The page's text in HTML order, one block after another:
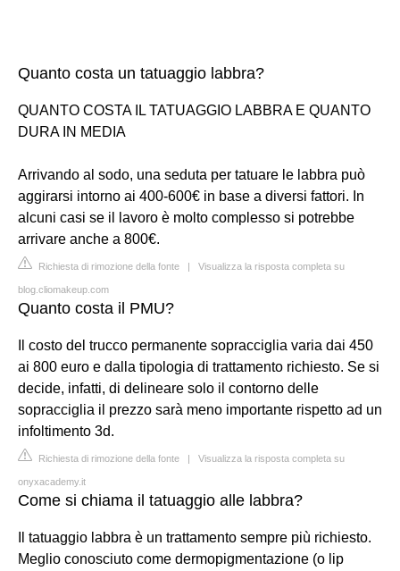
Quanto costa un tatuaggio labbra?
QUANTO COSTA IL TATUAGGIO LABBRA E QUANTO
DURA IN MEDIA
Arrivando al sodo, una seduta per tatuare le labbra può
aggirarsi intorno ai 400-600€ in base a diversi fattori. In
alcuni casi se il lavoro è molto complesso si potrebbe
arrivare anche a 800€.
Richiesta di rimozione della fonte | Visualizza la risposta completa su
blog.cliomakeup.com
Quanto costa il PMU?
Il costo del trucco permanente sopracciglia varia dai 450
ai 800 euro e dalla tipologia di trattamento richiesto. Se si
decide, infatti, di delineare solo il contorno delle
sopracciglia il prezzo sarà meno importante rispetto ad un
infoltimento 3d.
Richiesta di rimozione della fonte | Visualizza la risposta completa su
onyxacademy.it
Come si chiama il tatuaggio alle labbra?
Il tatuaggio labbra è un trattamento sempre più richiesto.
Meglio conosciuto come dermopigmentazione (o lip